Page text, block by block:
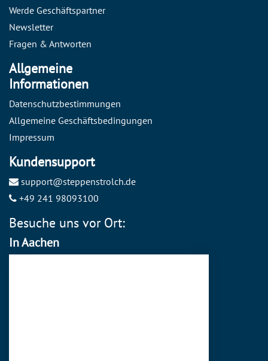
Besuche uns vor Ort:
In Aachen
Werde Geschäftspartner
Newsletter
Fragen & Antworten
Allgemeine
Informationen
Datenschutzbestimmungen
Allgemeine Geschäftsbedingungen
Impressum
Kundensupport
support@steppenstrolch.de
+49 241 98093100